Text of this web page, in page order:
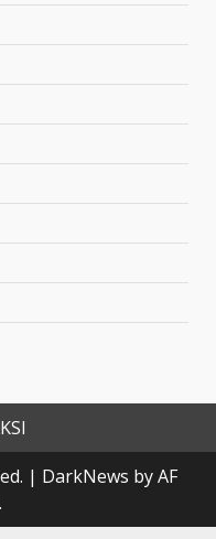
| DarkNews by AF